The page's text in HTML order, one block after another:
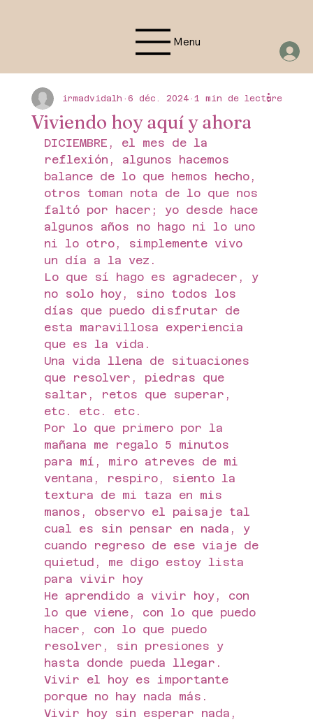
Menu
Viviendo hoy aquí y ahora
irmadvidalh 6 déc. 2024 1 min de lecture
DICIEMBRE, el mes de la
reflexión, algunos hacemos
balance de lo que hemos hecho,
otros toman nota de lo que nos
faltó por hacer; yo desde hace
algunos años no hago ni lo uno
ni lo otro, simplemente vivo
un día a la vez.
Lo que sí hago es agradecer, y
no solo hoy, sino todos los
días que puedo disfrutar de
esta maravillosa experiencia
que es la vida.
Una vida llena de situaciones
que resolver, piedras que
saltar, retos que superar,
etc. etc. etc.
Por lo que primero por la
mañana me regalo 5 minutos
para mí, miro atreves de mi
ventana, respiro, siento la
textura de mi taza en mis
manos, observo el paisaje tal
cual es sin pensar en nada, y
cuando regreso de ese viaje de
quietud, me digo estoy lista
para vivir hoy
He aprendido a vivir hoy, con
lo que viene, con lo que puedo
hacer, con lo que puedo
resolver, sin presiones y
hasta donde pueda llegar.
Vivir el hoy es importante
porque no hay nada más.
Vivir hoy sin esperar nada,